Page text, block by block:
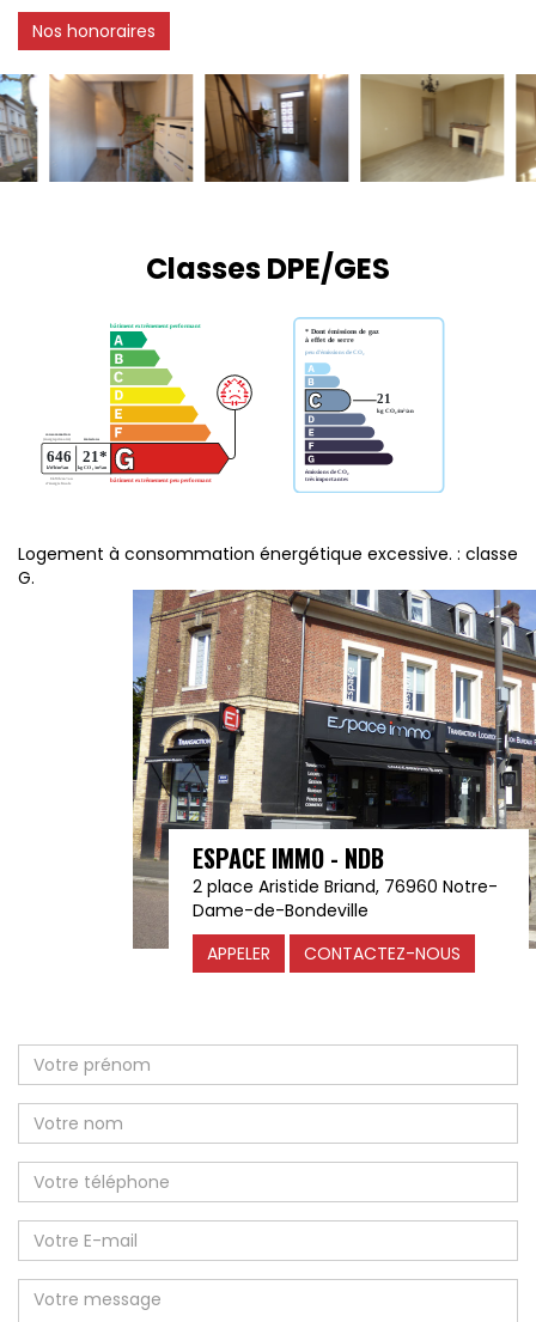
Nos honoraires
Classes DPE/GES
Logement à consommation énergétique excessive. : classe
G.
ESPACE IMMO - NDB
2 place Aristide Briand, 76960 Notre-
Dame-de-Bondeville
APPELER
CONTACTEZ-NOUS